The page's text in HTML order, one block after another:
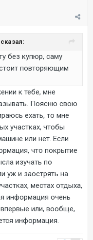
без купюр, саму
повторяющим
к тебе, мне
Поясню свою
ехать, то мне
участках, чтобы
или нет. Если
что покрытие
изучать по
уж и заострять на
местах отдыха,
информация очень
или, вообще,
информация.